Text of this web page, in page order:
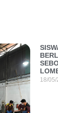
18/05/